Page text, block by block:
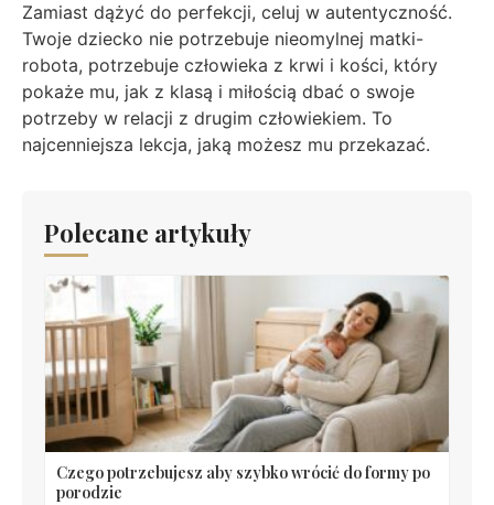
Zamiast dążyć do perfekcji, celuj w autentyczność.
Twoje dziecko nie potrzebuje nieomylnej matki-
robota, potrzebuje człowieka z krwi i kości, który
pokaże mu, jak z klasą i miłością dbać o swoje
potrzeby w relacji z drugim człowiekiem. To
najcenniejsza lekcja, jaką możesz mu przekazać.
Polecane artykuły
Czego potrzebujesz aby szybko wrócić do formy po
porodzie